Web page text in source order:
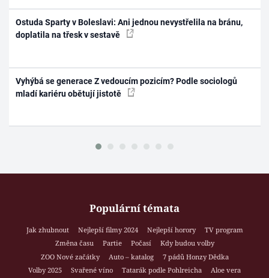
Ostuda Sparty v Boleslavi: Ani jednou nevystřelila na bránu,
doplatila na třesk v sestavě
Vyhýbá se generace Z vedoucím pozicím? Podle sociologů
mladí kariéru obětují jistotě
Populární témata
Jak zhubnout Nejlepší filmy 2024 Nejlepší horory
TV program
Změna času
Partie Počasí
Kdy budou volby
ZOO Nové začátky
Auto – katalog
7 pádů Honzy Dědka
Volby 2025
Svařené víno Tatarák podle Pohlreicha
Aloe vera